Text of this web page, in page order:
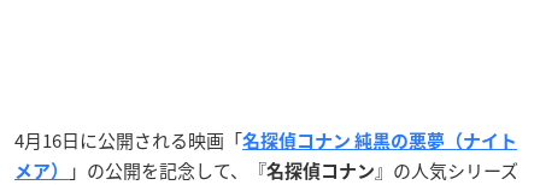
4月16日に公開される映画「名探偵コナン 純黒の悪夢（ナイト
メア）
」の公開を記念して、『名探偵コナン』の人気シリーズ